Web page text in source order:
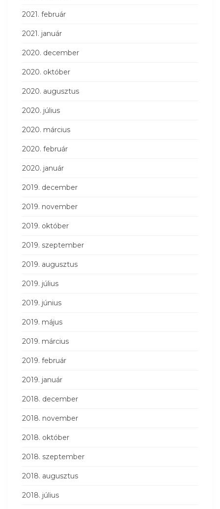
2021. február
2021. január
2020. december
2020. október
2020. augusztus
2020. július
2020. március
2020. február
2020. január
2019. december
2019. november
2019. október
2019. szeptember
2019. augusztus
2019. július
2019. június
2019. május
2019. március
2019. február
2019. január
2018. december
2018. november
2018. október
2018. szeptember
2018. augusztus
2018. július